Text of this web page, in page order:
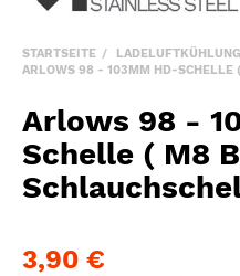
STARTSEITE LADELUFTKÜHLUNG
ARLOWS 98 - 103MM HD-SCHELLE
Arlows 98 -
Schelle ( M8
3,90 €